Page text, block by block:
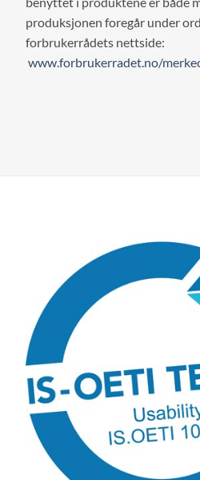
produksjonen foregår under
forbrukerrådets nettside:
www.forbrukerradet.no/